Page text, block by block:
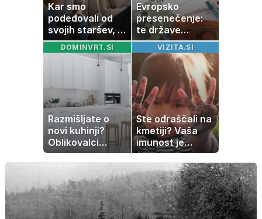
Kar smo
podedovali od
svojih staršev, ni
nujno naša
usoda
Evropsko
presenečenje:
te države
rastejo hitreje
od Nemčije,
nekatere celo
večkrat hitreje
DOMINVRT.SI
Razmišljate o
novi kuhinji?
Oblikovalci
opozarjajo, da te
barve izgubljajo
priljubljenost
VIZITA.SI
Ste odraščali na
kmetiji? Vaša
imunost je
verjetno
močnejša